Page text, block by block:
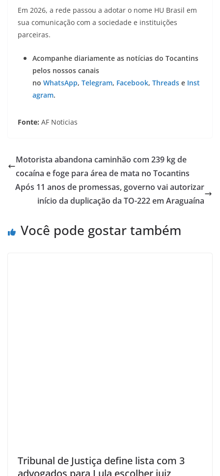
Em 2026, a rede passou a adotar o nome HU Brasil em
sua comunicação com a sociedade e instituições
parceiras.
Acompanhe diariamente as notícias do Tocantins
pelos nossos canais
no WhatsApp, Telegram, Facebook, Threads e Inst
agram.
Fonte: AF Noticias
Motorista abandona caminhão com 239 kg de
cocaína e foge para área de mata no Tocantins
Após 11 anos de promessas, governo vai autorizar
início da duplicação da TO-222 em Araguaína
Você pode gostar também
Tribunal de Justiça define lista com 3
advogados para Lula escolher juiz